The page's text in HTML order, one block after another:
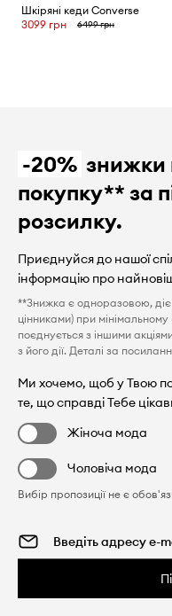
Шкіряні кеди Converse
3099 грн
6499 грн
-20% знижки
покупку** за
розсилку.
Приєднуйся до нашої
інформацію про
**Знижка є одноразовою,
цінниками) при
поєднується з іншими
з його дії. Деталі за
Ми хочемо, щоб у Твою
те, що справді Тебе
Жіноча мода
Чоловіча мода
Вибір пропозиції не є